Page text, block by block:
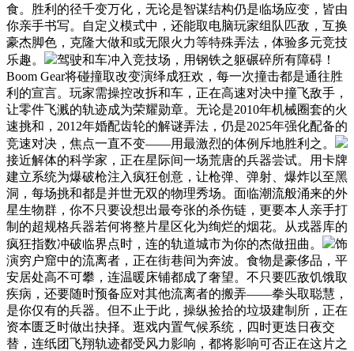
食。胜利的径千变万化，无论是智谋结构仍是临场应变，皆由
你亲手书写。自定义模式中，还能取电脑玩家组队匹敌，互换
豪杰脚色，克隆大做和或无限火力等特殊弄法，体验多元竞技
乐趣。
驾驶和车冲入竞技场，用钢铁之躯碾碎所有障碍！
Boom Gear将碰撞取改变演绎成狂欢，每一次撞击都是通往胜
利的宣言。玩家需操控改拆和车，正在高速对决中撞飞敌手，
让零件飞溅的轨迹成为荣耀勋章。无论是2010年机械圈套的火
速挑和，2012年婚配齿轮的解谜弄法，仍是2025年强化配备的
竞速对决，焦点一直不变——用最激烈的体例斥地胜利之。
接近解体的科学家，正在星际间一场荒唐的兵器尝试。用卡牌
建立系统为爆破枪注入疯狂创意，让枪弹、弹射、爆炸以至黑
洞，每场挑和都是并世无双的物理秀场。面临潮流般涌来的外
星生物群，你不只要设想出最夸张的杀伤链，更要本人亲手打
制的超规格兵器若何将整片星区化为绚烂的烟花。从戎器库的
疯狂指数冲破临界点时，连的轨道城市为你的杰做扭曲。
饰
演穷户窟中的流离者，正在街巷间为奔波。食物是豪侈品，平
安居处高不可攀，连温暖床铺都成了奢望。不只要匹敌饥饿取
疾病，还要随时预备应对其他流离者的搬弄——拳头取聪慧，
是你仅有的兵器。但不止于此，操纵捡拾的垃圾建制所，正在
资本匮乏时做出抉择。逛戏内置气候系统，四时更迭日夜交
替，连纸团飞翔轨迹都受风力影响，都将影响可否正在这片之